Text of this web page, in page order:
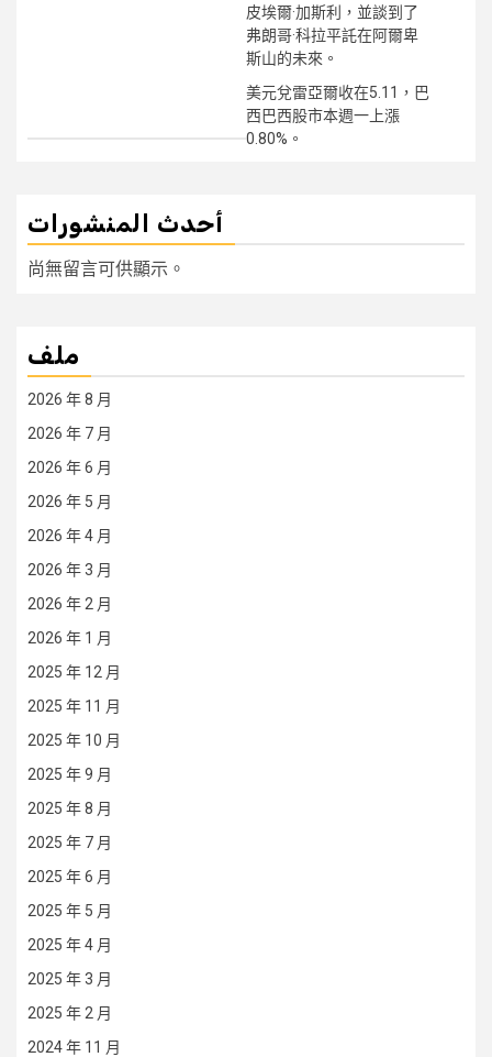
皮埃爾·加斯利，並談到了
弗朗哥·科拉平託在阿爾卑
斯山的未來。
美元兌雷亞爾收在5.11，巴
西巴西股市本週一上漲
0.80%。
أحدث المنشورات
尚無留言可供顯示。
ملف
2026 年 8 月
2026 年 7 月
2026 年 6 月
2026 年 5 月
2026 年 4 月
2026 年 3 月
2026 年 2 月
2026 年 1 月
2025 年 12 月
2025 年 11 月
2025 年 10 月
2025 年 9 月
2025 年 8 月
2025 年 7 月
2025 年 6 月
2025 年 5 月
2025 年 4 月
2025 年 3 月
2025 年 2 月
2024 年 11 月